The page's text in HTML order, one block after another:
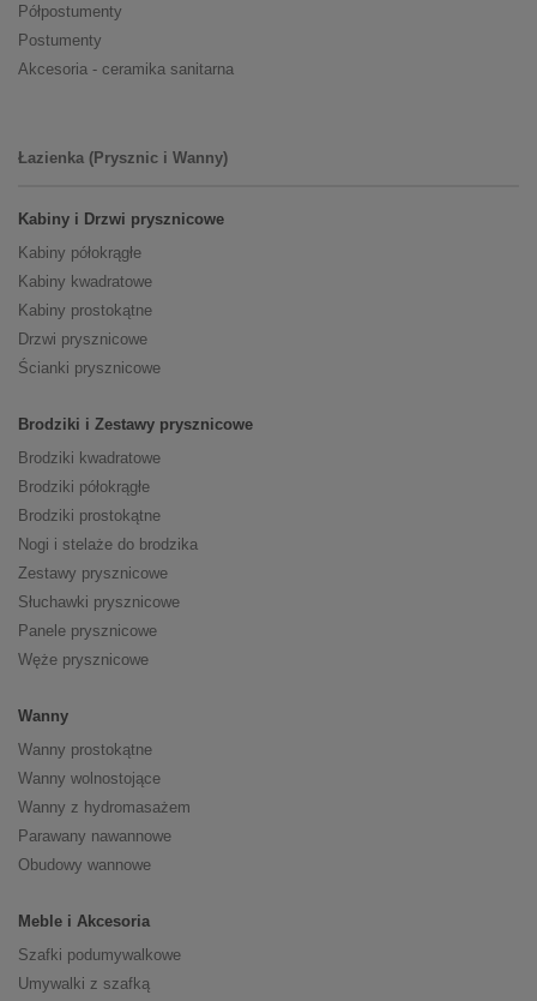
Półpostumenty
Postumenty
Akcesoria - ceramika sanitarna
Łazienka (Prysznic i Wanny)
Kabiny i Drzwi prysznicowe
Kabiny półokrągłe
Kabiny kwadratowe
Kabiny prostokątne
Drzwi prysznicowe
Ścianki prysznicowe
Brodziki i Zestawy prysznicowe
Brodziki kwadratowe
Brodziki półokrągłe
Brodziki prostokątne
Nogi i stelaże do brodzika
Zestawy prysznicowe
Słuchawki prysznicowe
Panele prysznicowe
Węże prysznicowe
Wanny
Wanny prostokątne
Wanny wolnostojące
Wanny z hydromasażem
Parawany nawannowe
Obudowy wannowe
Meble i Akcesoria
Szafki podumywalkowe
Umywalki z szafką